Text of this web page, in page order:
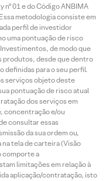
01 e do Código ANBIMA
metodologia consiste em
perfil de investidor
uma pontuação de risco
de modo que
produtos, desde que dentro
definidas para o seu perfil.
serviços objeto deste
pontuação de risco atual
dos serviços em
concentração e/ou
consultar essas
da sua ordem ou,
tela de carteira (Visão
comporte a
limitações em relação à
aplicação/contratação, isto